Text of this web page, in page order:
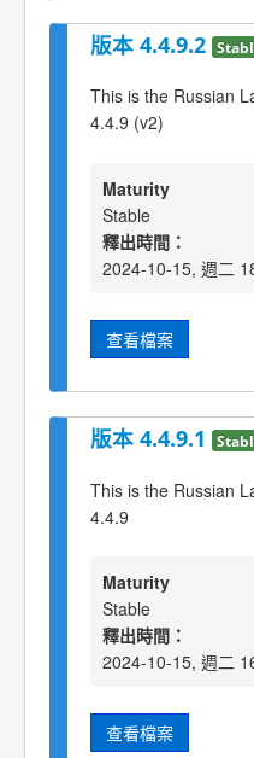
版本 4.4.9.2
This is the Russian
4.4.9 (v2)
Maturity
Stable
釋出時間：
2024-10-15, 週二
查看檔案
版本 4.4.9.1
This is the Russian
4.4.9
Maturity
Stable
釋出時間：
2024-10-15, 週二
查看檔案